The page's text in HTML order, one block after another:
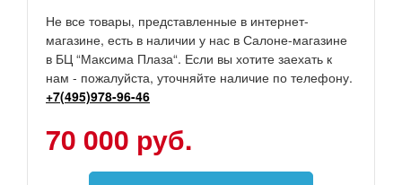
Не все товары, представленные в интернет-
магазине, есть в наличии у нас в Салоне-магазине
в БЦ “Максима Плаза“. Если вы хотите заехать к
нам - пожалуйста, уточняйте наличие по телефону.
+7(495)978-96-46
70 000 руб.